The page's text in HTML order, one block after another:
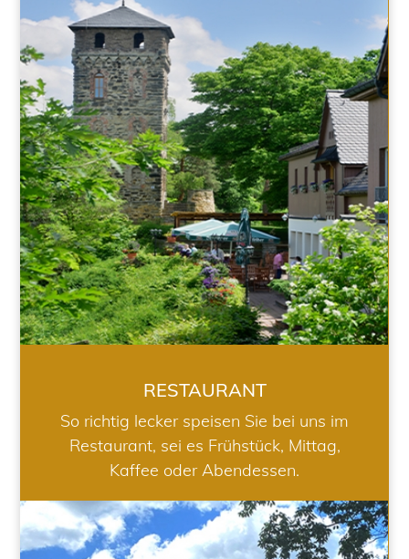
RESTAURANT
RESTAURANT
So richtig lecker speisen Sie bei uns im
Restaurant, sei es Frühstück, Mittag,
Kaffee oder Abendessen.